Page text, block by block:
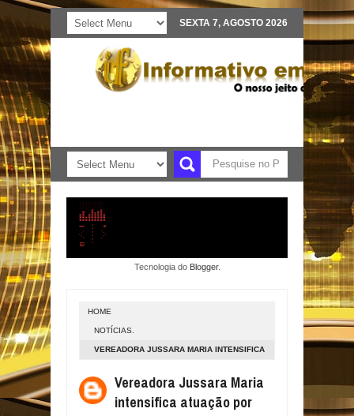
SEXTA 7, AGOSTO 2026
Tecnologia do Blogger.
HOME
NOTÍCIAS.
VEREADORA JUSSARA MARIA INTENSIFICA
ORGANIZADA, MODERNA E CONECTADA
COM SUA GENTE
Vereadora Jussara Maria
intensifica atuação por